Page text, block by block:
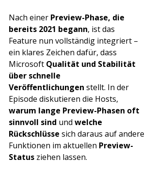
Nach einer Preview-Phase, die
bereits 2021 begann, ist das
Feature nun vollständig integriert –
ein klares Zeichen dafür, dass
Microsoft Qualität und Stabilität
über schnelle
Veröffentlichungen stellt. In der
Episode diskutieren die Hosts,
warum lange Preview-Phasen oft
sinnvoll sind und welche
Rückschlüsse sich daraus auf andere
Funktionen im aktuellen Preview-
Status ziehen lassen.